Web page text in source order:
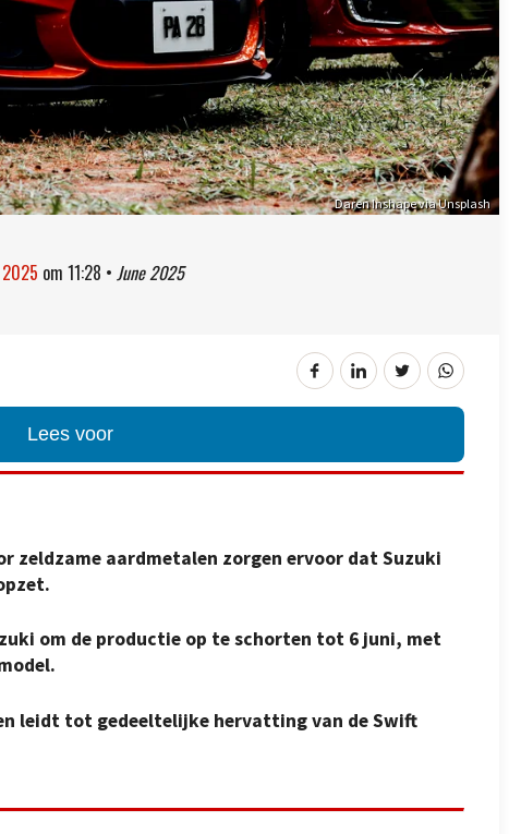
Daren Inshape via Unsplash
2025 om 11:28 • June 2025
Lees voor
zeldzame aardmetalen zorgen ervoor dat Suzuki
om de productie op te schorten tot 6 juni, met
leidt tot gedeeltelijke hervatting van de Swift